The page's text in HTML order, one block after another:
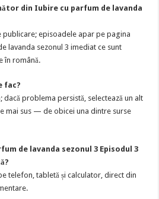
din Iubire cu parfum de lavanda
episoadele apar pe pagina
lavanda sezonul 3 imediat ce sunt
în română.
fac?
dacă problema persistă, selectează un alt
mai sus — de obicei una dintre surse
de lavanda sezonul 3 Episodul 3
telefon, tabletă și calculator, direct din